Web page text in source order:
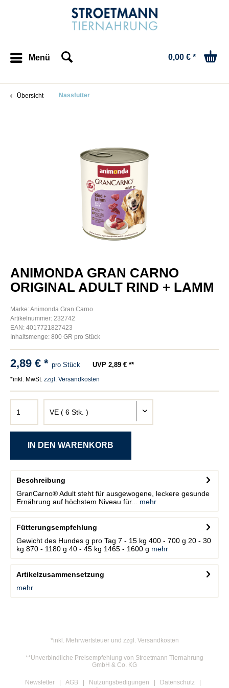
Menü 0,00 € *
Übersicht Nassfutter
ANIMONDA GRAN CARNO
ORIGINAL ADULT RIND + LAMM
Marke: Animonda Gran Carno
Artikelnummer: 232742
EAN: 4017721827423
Inhaltsmenge: 800 GR pro Stück
2,89 € * pro Stück UVP 2,89 € **
*inkl. MwSt. zzgl. Versandkosten
Beschreibung
GranCarno® Adult steht für ausgewogene, leckere gesunde
Ernährung auf höchstem Niveau für...
mehr
Fütterungsempfehlung
Gewicht des Hundes g pro Tag 7 - 15 kg 400 - 700 g 20 - 30
kg 870 - 1180 g 40 - 45 kg 1465 - 1600 g mehr
Artikelzusammensetzung
mehr
*inkl. Mehrwertsteuer und zzgl. Versandkosten
**Unverbindliche Preisempfehlung von Stroetmann Tiernahrung
GmbH & Co. KG
Newsletter AGB Nutzungsbedigungen
Datenschutz